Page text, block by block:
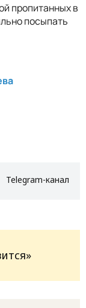
пропитанных в
посыпать
Telegram-канал